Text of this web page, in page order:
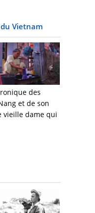
Vietnam
des
et de son
vieille dame qui